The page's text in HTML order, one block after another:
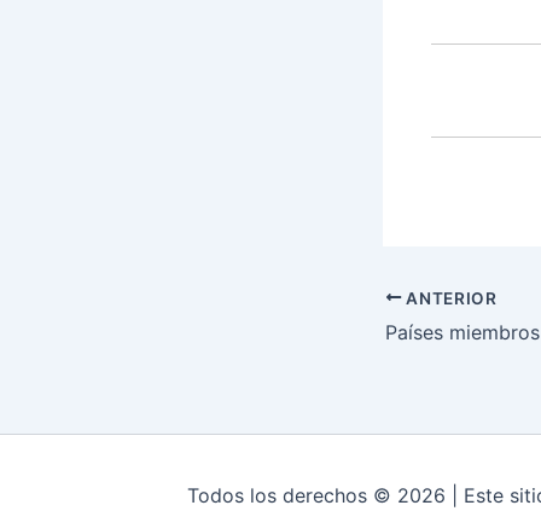
ANTERIOR
Todos los derechos © 2026 | Este